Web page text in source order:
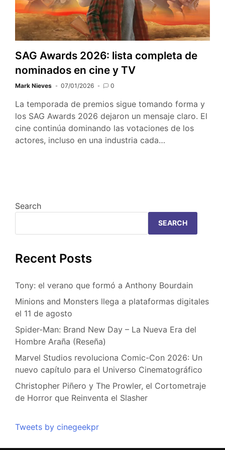
SAG Awards 2026: lista completa de
nominados en cine y TV
Mark Nieves 07/01/2026 0
La temporada de premios sigue tomando forma y
los SAG Awards 2026 dejaron un mensaje claro. El
cine continúa dominando las votaciones de los
actores, incluso en una industria cada…
Search
SEARCH
Recent Posts
Tony: el verano que formó a Anthony Bourdain
Minions and Monsters llega a plataformas digitales
el 11 de agosto
Spider-Man: Brand New Day – La Nueva Era del
Hombre Araña (Reseña)
Marvel Studios revoluciona Comic-Con 2026: Un
nuevo capítulo para el Universo Cinematográfico
Christopher Piñero y The Prowler, el Cortometraje
de Horror que Reinventa el Slasher
Tweets by cinegeekpr